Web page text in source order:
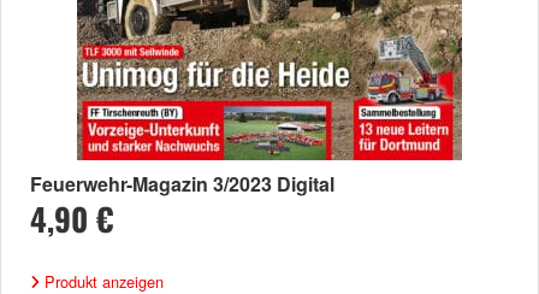
Feuerwehr-Magazin 3/2023 Digital
4,90 €
Produkt anzeigen